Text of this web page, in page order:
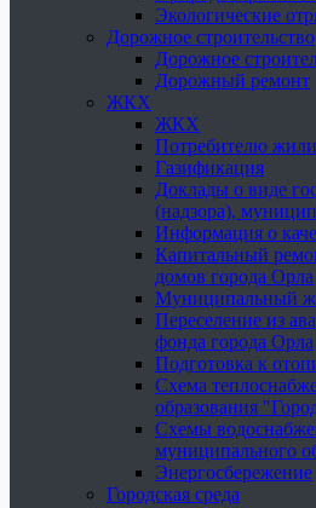
Экологические
Дорожное строительство
Дорожное
Дорожный ремонт
ЖКХ
ЖКХ
Потребителю
Газификация
Доклады о виде
(надзора),
Информация о
Капитальный
домов города Орла
Муниципальный
Переселение из
фонда города Орла
Подготовка к
Схема
образования
Схемы
муниципального
Энергосбережение
Городская среда